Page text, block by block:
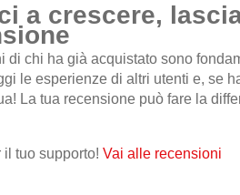
a crescere,
di chi ha già acquistato sono
le esperienze di altri utenti e, se
La tua recensione può fare la
il tuo supporto! Vai alle recensioni